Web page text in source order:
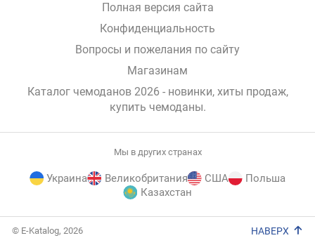
Полная версия сайта
Конфиденциальность
Вопросы и пожелания по сайту
Магазинам
Каталог чемоданов 2026 - новинки, хиты продаж,
купить чемоданы.
Мы в других странах
Украина Великобритания США
Польша
Казахстан
© E-Katalog, 2026 НАВЕРХ